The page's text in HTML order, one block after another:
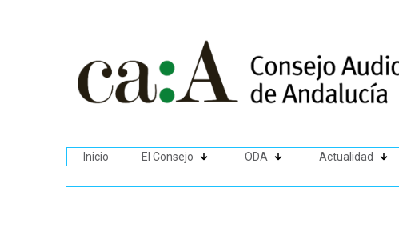
Inicio El Consejo ODA Actualidad